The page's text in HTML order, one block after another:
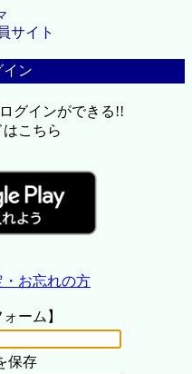
サイト
イン
グインができる!!
こちら
お忘れの方
ーム】
保存